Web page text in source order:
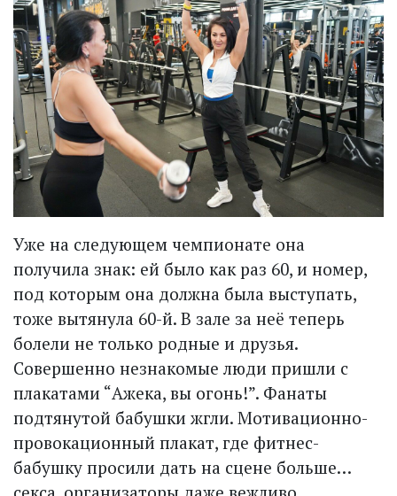
Уже на следующем чемпионате она
получила знак: ей было как раз 60, и номер,
под которым она должна была выступать,
тоже вытянула 60-й. В зале за неё теперь
болели не только родные и друзья.
Совершенно незнакомые люди пришли с
плакатами “Ажека, вы огонь!”. Фанаты
подтянутой бабушки жгли. Мотивационно-
провокационный плакат, где фитнес-
бабушку просили дать на сцене больше…